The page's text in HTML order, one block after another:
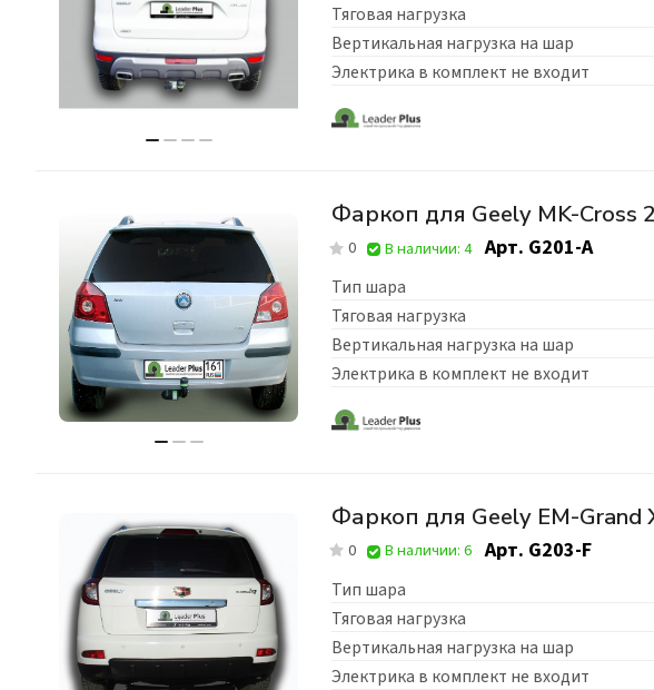
Тяговая нагрузка
Вертикальная нагрузка на шар
Электрика в комплект не входит
Фаркоп для Geely MK-Cross
0 В наличии: 4 Арт. G201-A
Тип шара
Тяговая нагрузка
Вертикальная нагрузка на шар
Электрика в комплект не входит
Фаркоп для Geely EM-Grand
0 В наличии: 6 Арт. G203-F
Тип шара
Тяговая нагрузка
Вертикальная нагрузка на шар
Электрика в комплект не входит